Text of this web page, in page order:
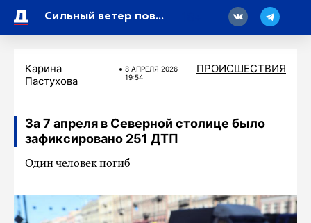
Сильный ветер повалил почти полсотни деревьев в Петербурге, повреждены 11 машин
Карина
Пастухова
8 АПРЕЛЯ 2026
19:54
ПРОИСШЕСТВИЯ
За 7 апреля в Северной столице было
зафиксировано 251 ДТП
Один человек погиб